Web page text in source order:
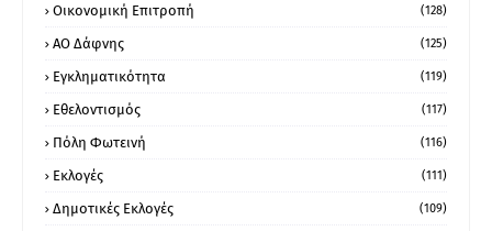
Οικονομική Επιτροπή (128)
ΑΟ Δάφνης (125)
Εγκληματικότητα (119)
Εθελοντισμός (117)
Πόλη Φωτεινή (116)
Εκλογές (111)
Δημοτικές Εκλογές (109)